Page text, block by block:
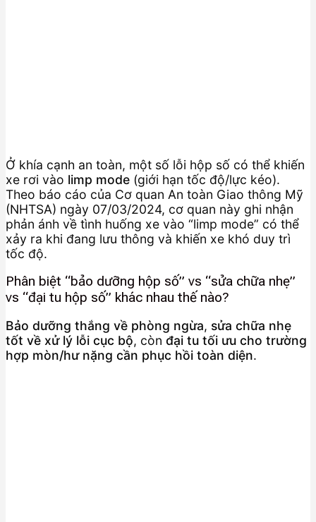
Ở khía cạnh an toàn, một số lỗi hộp số có thể khiến
xe rơi vào limp mode (giới hạn tốc độ/lực kéo).
Theo báo cáo của Cơ quan An toàn Giao thông Mỹ
(NHTSA) ngày 07/03/2024, cơ quan này ghi nhận
phản ánh về tình huống xe vào “limp mode” có thể
xảy ra khi đang lưu thông và khiến xe khó duy trì
tốc độ.
Phân biệt “bảo dưỡng hộp số” vs “sửa chữa nhẹ”
vs “đại tu hộp số” khác nhau thế nào?
Bảo dưỡng thắng về phòng ngừa, sửa chữa nhẹ
tốt về xử lý lỗi cục bộ, còn đại tu tối ưu cho trường
hợp mòn/hư nặng cần phục hồi toàn diện.